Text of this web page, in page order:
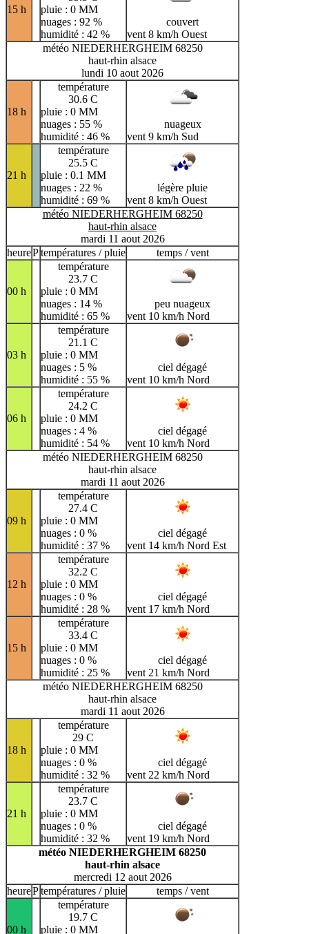
15 h
pluie : 0 MM
nuages : 92 %
humidité : 42 %
couvert
vent 8 km/h Ouest
météo NIEDERHERGHEIM 68250
haut-rhin alsace
lundi 10 aout 2026
18 h
température
30.6 C
pluie : 0 MM
nuages : 55 %
humidité : 46 %
nuageux
vent 9 km/h Sud
21 h
température
25.5 C
pluie : 0.1 MM
nuages : 22 %
humidité : 69 %
légère pluie
vent 8 km/h Ouest
météo NIEDERHERGHEIM 68250
haut-rhin alsace
mardi 11 aout 2026
heurePtempératures / pluie temps / vent
00 h
température
23.7 C
pluie : 0 MM
nuages : 14 %
humidité : 65 %
peu nuageux
vent 10 km/h Nord
03 h
température
21.1 C
pluie : 0 MM
nuages : 5 %
humidité : 55 %
ciel dégagé
vent 10 km/h Nord
06 h
température
24.2 C
pluie : 0 MM
nuages : 4 %
humidité : 54 %
ciel dégagé
vent 10 km/h Nord
météo NIEDERHERGHEIM 68250
haut-rhin alsace
mardi 11 aout 2026
09 h
température
27.4 C
pluie : 0 MM
nuages : 0 %
humidité : 37 %
ciel dégagé
vent 14 km/h Nord Est
12 h
température
32.2 C
pluie : 0 MM
nuages : 0 %
humidité : 28 %
ciel dégagé
vent 17 km/h Nord
15 h
température
33.4 C
pluie : 0 MM
nuages : 0 %
humidité : 25 %
ciel dégagé
vent 21 km/h Nord
météo NIEDERHERGHEIM 68250
haut-rhin alsace
mardi 11 aout 2026
18 h
température
29 C
pluie : 0 MM
nuages : 0 %
humidité : 32 %
ciel dégagé
vent 22 km/h Nord
21 h
température
23.7 C
pluie : 0 MM
nuages : 0 %
humidité : 32 %
ciel dégagé
vent 19 km/h Nord
météo NIEDERHERGHEIM 68250
haut-rhin alsace
mercredi 12 aout 2026
heurePtempératures / pluie temps / vent
00 h
température
19.7 C
pluie : 0 MM